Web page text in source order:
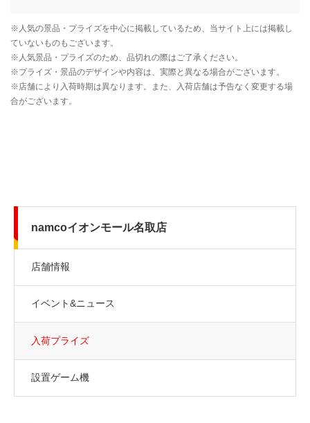
namcoイオンモール名取店
店舗情報
イベント&ニュース
入荷プライズ
設置ゲーム機